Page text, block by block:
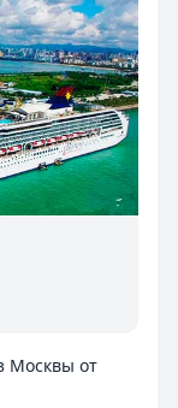
Москвы от